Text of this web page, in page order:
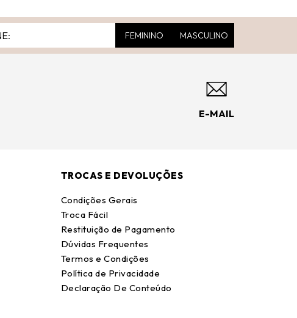
FEMININO MASCULINO
E-MAIL
TROCAS E DEVOLUÇÕES
Condições Gerais
Troca Fácil
Restituição de Pagamento
Dúvidas Frequentes
Termos e Condições
Política de Privacidade
Declaração De Conteúdo